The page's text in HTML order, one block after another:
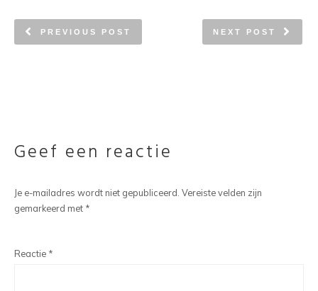
PREVIOUS POST NEXT POST
Geef een reactie
Je e-mailadres wordt niet gepubliceerd. Vereiste velden zijn
gemarkeerd met *
Reactie *